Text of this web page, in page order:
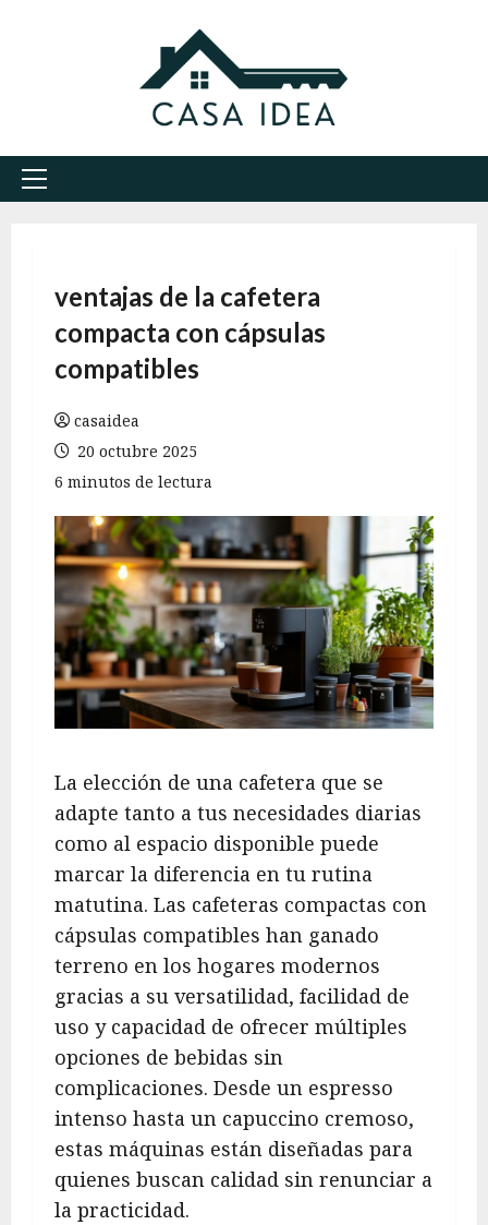
Menú
ventajas de la cafetera
compacta con cápsulas
compatibles
casaidea
20 octubre 2025
6 minutos de lectura
La elección de una cafetera que se
adapte tanto a tus necesidades diarias
como al espacio disponible puede
marcar la diferencia en tu rutina
matutina. Las cafeteras compactas con
cápsulas compatibles han ganado
terreno en los hogares modernos
gracias a su versatilidad, facilidad de
uso y capacidad de ofrecer múltiples
opciones de bebidas sin
complicaciones. Desde un espresso
intenso hasta un capuccino cremoso,
estas máquinas están diseñadas para
quienes buscan calidad sin renunciar a
la practicidad.